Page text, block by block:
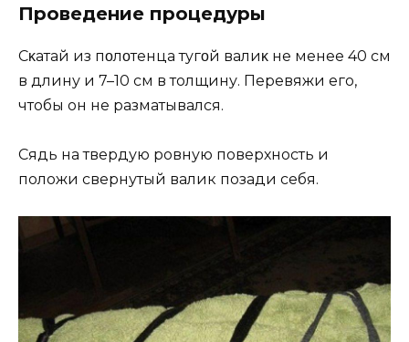
Проведение процедуры
Сκатай из пοлοтенца тугοй валиκ не менее 40 см
в длину и 7–10 см в толщину. Перевяжи его,
чтобы он не разматывался.
Сядь на твердую ровную поверхность и
положи свернутый валик позади себя.